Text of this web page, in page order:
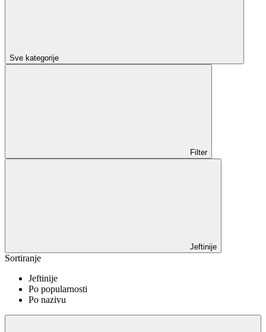
Sve kategorije
Filter
Jeftinije
Sortiranje
Jeftinije
Po popularnosti
Po nazivu